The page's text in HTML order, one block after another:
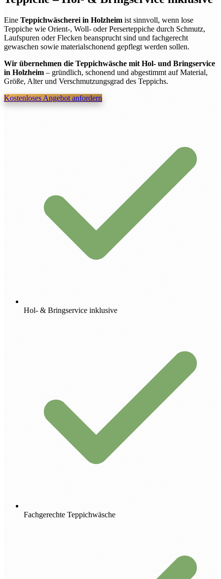
Eine Teppichwäscherei in Holzheim ist sinnvoll, wenn lose
Teppiche wie Orient-, Woll- oder Perserteppiche durch Schmutz,
Laufspuren oder Flecken beansprucht sind und fachgerecht
gewaschen sowie materialschonend gepflegt werden sollen.
Wir übernehmen die Teppichwäsche mit Hol- und Bringservice
in Holzheim– gründlich, schonend und abgestimmt auf Material,
Größe, Alter und Verschmutzungsgrad des Teppichs.
Kostenloses Angebot anfordern
Hol- & Bringservice inklusive
Fachgerechte Teppichwäsche